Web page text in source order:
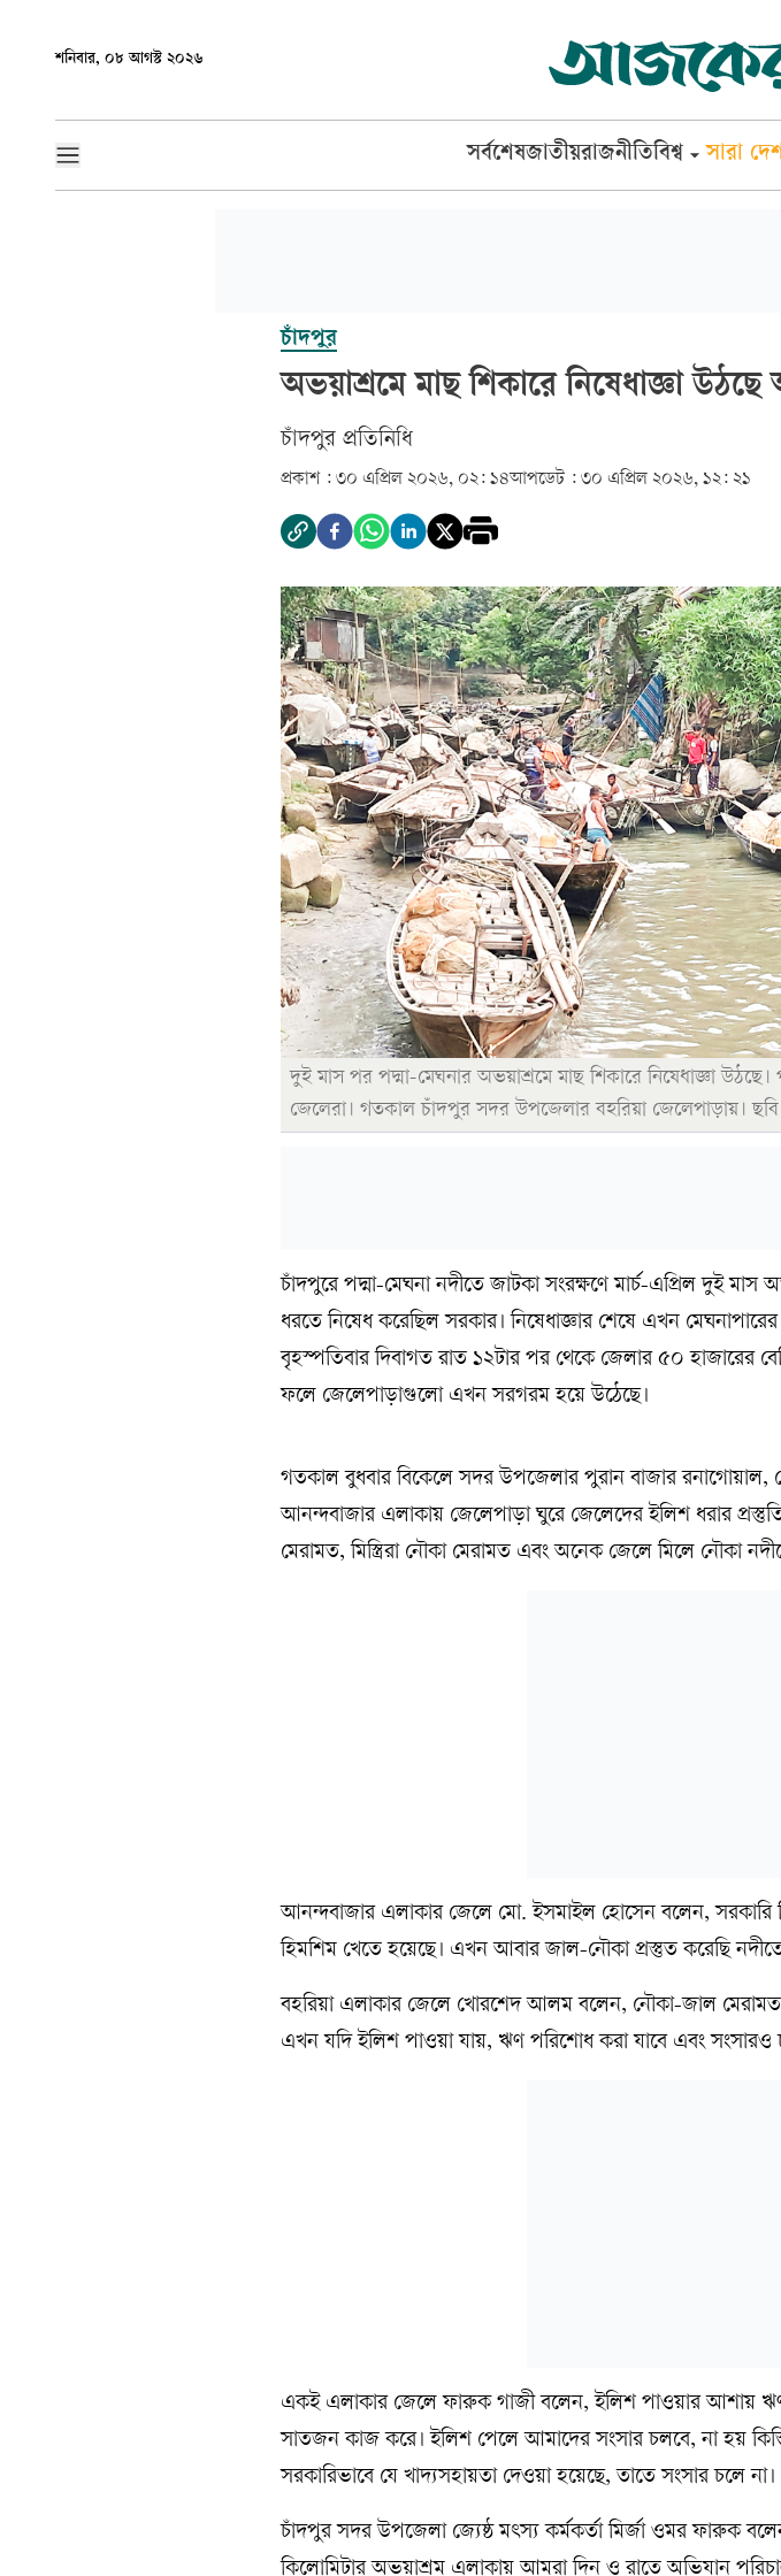
শনিবার, ০৮ আগস্ট ২০২৬
সর্বশেষজাতীয়রাজনীতিবিশ্ব সারা
চাঁদপুর
অভয়াশ্রমে মাছ শিকারে নিষেধাজ্ঞা
চাঁদপুর প্রতিনিধি
প্রকাশ : ৩০ এপ্রিল ২০২৬, ০২: ১৪আপডেট : ৩০ এপ্রিল ২০২৬, ১২: ২১
দুই মাস পর পদ্মা-মেঘনার অভয়াশ্রমে মাছ শিকারে নিষেধাজ্ঞা উঠছে।
জেলেরা। গতকাল চাঁদপুর সদর উপজেলার বহরিয়া জেলেপাড়ায়।
চাঁদপুরে পদ্মা-মেঘনা নদীতে জাটকা সংরক্ষণে মার্চ-এপ্রিল দুই
ধরতে নিষেধ করেছিল সরকার। নিষেধাজ্ঞার শেষে এখন
বৃহস্পতিবার দিবাগত রাত ১২টার পর থেকে জেলার ৫০ হাজারের
ফলে জেলেপাড়াগুলো এখন সরগরম হয়ে উঠেছে।
গতকাল বুধবার বিকেলে সদর উপজেলার পুরান বাজার রনাগোয়াল,
আনন্দবাজার এলাকায় জেলেপাড়া ঘুরে জেলেদের ইলিশ ধরার
মেরামত, মিস্ত্রিরা নৌকা মেরামত এবং অনেক জেলে মিলে নৌকা
আনন্দবাজার এলাকার জেলে মো. ইসমাইল হোসেন বলেন, সরকারি
হিমশিম খেতে হয়েছে। এখন আবার জাল-নৌকা প্রস্তুত করেছি
বহরিয়া এলাকার জেলে খোরশেদ আলম বলেন, নৌকা-জাল
এখন যদি ইলিশ পাওয়া যায়, ঋণ পরিশোধ করা যাবে এবং সংসারও
একই এলাকার জেলে ফারুক গাজী বলেন, ইলিশ পাওয়ার আশায়
সাতজন কাজ করে। ইলিশ পেলে আমাদের সংসার চলবে, না হয়
সরকারিভাবে যে খাদ্যসহায়তা দেওয়া হয়েছে, তাতে সংসার চলে না।
চাঁদপুর সদর উপজেলা জ্যেষ্ঠ মৎস্য কর্মকর্তা মির্জা ওমর ফারুক
কিলোমিটার অভয়াশ্রম এলাকায় আমরা দিন ও রাতে অভিযান